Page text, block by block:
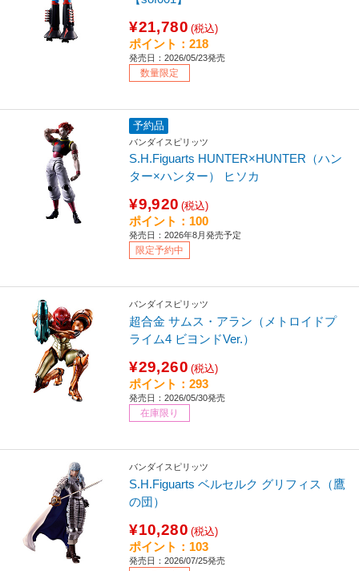
¥21,780 (税込)
ポイント：218
発売日：2026/05/23発売
数量限定
予約品
バンダイスピリッツ
S.H.Figuarts HUNTER×HUNTER（ハン
ター×ハンター） ヒソカ
¥9,920 (税込)
ポイント：100
発売日：2026年8月発売予定
限定予約中
バンダイスピリッツ
超合金 サムス・アラン（メトロイドプ
ライム4 ビヨンドVer.）
¥29,260 (税込)
ポイント：293
発売日：2026/05/30発売
在庫限り
バンダイスピリッツ
S.H.Figuarts ベルセルク グリフィス（鷹
の団）
¥10,280 (税込)
ポイント：103
発売日：2026/07/25発売